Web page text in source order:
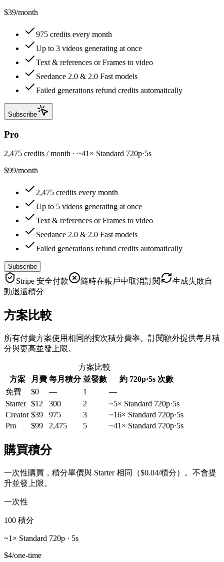
$39/month
975 credits every month
Up to 3 videos generating at once
Text & references or Frames to video
Seedance 2.0 & 2.0 Fast models
Failed generations refund credits automatically
Subscribe
Pro
2,475 credits / month · ~41× Standard 720p·5s
$99/month
2,475 credits every month
Up to 5 videos generating at once
Text & references or Frames to video
Seedance 2.0 & 2.0 Fast models
Failed generations refund credits automatically
Subscribe
Stripe 安全付款 隨時在帳戶中取消訂閱
生成失敗自
動退還積分
方案比較
所有付費方案使用相同的按次積分費率。訂閱額外提供每月積
分與更高並發上限。
方案比較
方案
月費 每月積分 並發數
約 720p·5s 次數
免費
$0 — 1
—
Starter $12 300 2
~5× Standard 720p·5s
Creator $39 975 3
~16× Standard 720p·5s
Pro
$99 2,475 5 ~41× Standard 720p·5s
購買積分
一次性購買，積分單價與 Starter 相同（$0.04/積分）。不會提
升並發上限。
一次性
100 積分
~1× Standard 720p · 5s
$4/one-time